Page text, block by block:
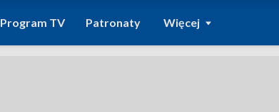
Program TV Patronaty Więcej